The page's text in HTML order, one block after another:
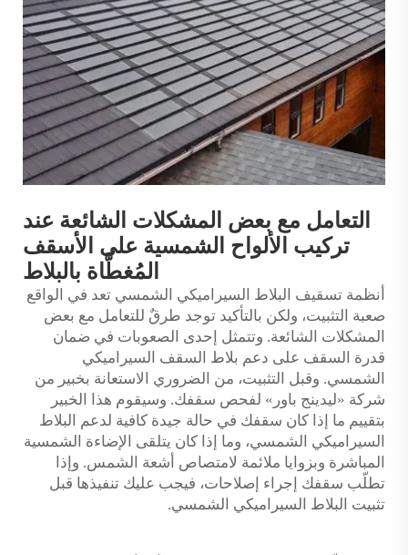
التعامل مع بعض المشكلات الشائعة عند
تركيب الألواح الشمسية على الأسقف
المُغطَّاة بالبلاط
أنظمة تسقيف البلاط السيراميكي الشمسي تعد في الواقع
صعبة التثبيت، ولكن بالتأكيد توجد طرقٌ للتعامل مع بعض
المشكلات الشائعة. وتتمثل إحدى الصعوبات في ضمان
قدرة السقف على دعم بلاط السقف السيراميكي
الشمسي. وقبل التثبيت، من الضروري الاستعانة بخبير من
شركة «ليدينج باور» لفحص سقفك. وسيقوم هذا الخبير
بتقييم ما إذا كان سقفك في حالة جيدة كافية لدعم البلاط
السيراميكي الشمسي، وما إذا كان يتلقى الإضاءة الشمسية
المباشرة وبزوايا ملائمة لامتصاص أشعة الشمس. وإذا
تطلّب سقفك إجراء إصلاحات، فيجب عليك تنفيذها قبل
تثبيت البلاط السيراميكي الشمسي.